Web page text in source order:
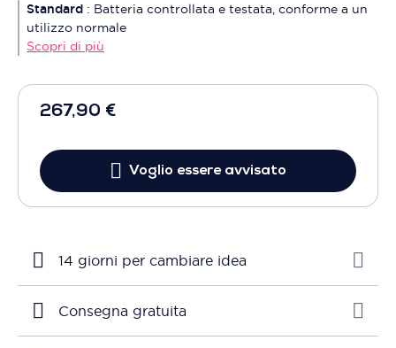
267,90 €
Voglio essere avvisato
Standard : Batteria controllata e testata, conforme a un
utilizzo normale
Scopri di più
14 giorni per cambiare idea
Consegna gratuita